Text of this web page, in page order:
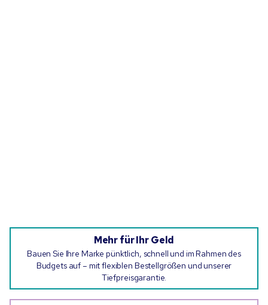
Mehr für Ihr Geld
Bauen Sie Ihre Marke pünktlich, schnell und im Rahmen des
Budgets auf – mit flexiblen Bestellgrößen und unserer
Tiefpreisgarantie.